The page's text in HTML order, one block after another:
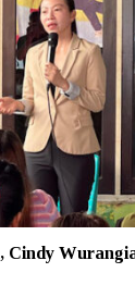
Cindy